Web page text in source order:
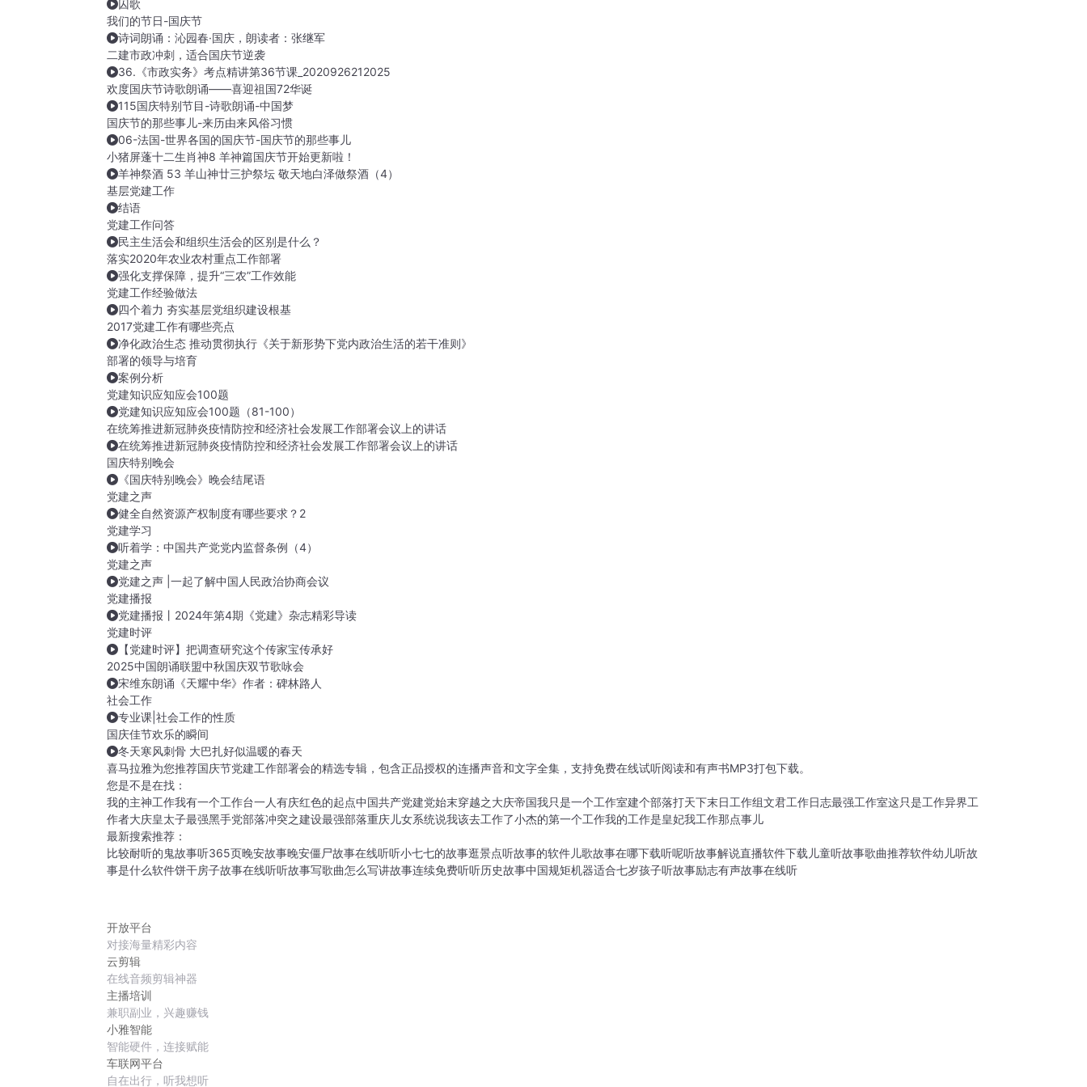
囚歌
我们的节日-国庆节
诗词朗诵：沁园春·国庆，朗读者：张继军
二建市政冲刺，适合国庆节逆袭
36.《市政实务》考点精讲第36节课_2020926212025
欢度国庆节诗歌朗诵——喜迎祖国72华诞
115国庆特别节目-诗歌朗诵-中国梦
国庆节的那些事儿-来历由来风俗习惯
06-法国-世界各国的国庆节-国庆节的那些事儿
小猪屏蓬十二生肖神8 羊神篇国庆节开始更新啦！
羊神祭酒 53 羊山神廿三护祭坛 敬天地白泽做祭酒（4）
基层党建工作
结语
党建工作问答
民主生活会和组织生活会的区别是什么？
落实2020年农业农村重点工作部署
强化支撑保障，提升“三农”工作效能
党建工作经验做法
四个着力 夯实基层党组织建设根基
2017党建工作有哪些亮点
净化政治生态 推动贯彻执行《关于新形势下党内政治生活的若干准则》
部署的领导与培育
案例分析
党建知识应知应会100题
党建知识应知应会100题（81-100）
在统筹推进新冠肺炎疫情防控和经济社会发展工作部署会议上的讲话
在统筹推进新冠肺炎疫情防控和经济社会发展工作部署会议上的讲话
国庆特别晚会
《国庆特别晚会》晚会结尾语
党建之声
健全自然资源产权制度有哪些要求？2
党建学习
听着学：中国共产党党内监督条例（4）
党建之声
党建之声 |一起了解中国人民政治协商会议
党建播报
党建播报丨2024年第4期《党建》杂志精彩导读
党建时评
【党建时评】把调查研究这个传家宝传承好
2025中国朗诵联盟中秋国庆双节歌咏会
宋维东朗诵《天耀中华》作者：碑林路人
社会工作
专业课|社会工作的性质
国庆佳节欢乐的瞬间
冬天寒风刺骨 大巴扎好似温暖的春天
喜马拉雅为您推荐国庆节党建工作部署会的精选专辑，包含正品授权的连播声音和文字全集，支持免费在线试听阅读和有声书MP3打包下载。
您是不是在找：
我的主神工作我有一个工作台一人有庆红色的起点中国共产党建党始末穿越之大庆帝国我只是一个工作室建个部落打天下末日工作组文君工作日志最强工作室这只是工作异界工
作者大庆皇太子最强黑手党部落冲突之建设最强部落重庆儿女系统说我该去工作了小杰的第一个工作我的工作是皇妃我工作那点事儿
最新搜索推荐：
比较耐听的鬼故事听365页晚安故事晚安僵尸故事在线听听小七七的故事逛景点听故事的软件儿歌故事在哪下载听呢听故事解说直播软件下载 儿童听故事歌曲推荐软件幼儿听故
事是什么软件饼干房子故事在线听听故事写歌曲怎么写讲故事连续免费听听历史故事中国规矩机器适合七岁孩子听故事励志有声故事在线听
开放平台
对接海量精彩内容
云剪辑
在线音频剪辑神器
主播培训
兼职副业，兴趣赚钱
小雅智能
智能硬件，连接赋能
车联网平台
自在出行，听我想听